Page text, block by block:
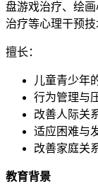
盘游戏治疗、绘
治疗等心理干预技
擅长：
儿童青少年
行为管理与
改善人际关
适应困难与
改善家庭关
教育背景